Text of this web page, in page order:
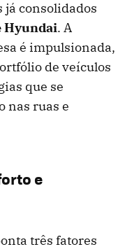
já consolidados
Hyundai. A
é impulsionada,
de veículos
que se
nas ruas e
e
três fatores